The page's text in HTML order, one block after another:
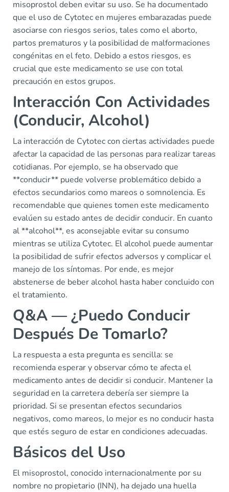
misoprostol deben evitar su uso. Se ha documentado
que el uso de Cytotec en mujeres embarazadas puede
asociarse con riesgos serios, tales como el aborto,
partos prematuros y la posibilidad de malformaciones
congénitas en el feto. Debido a estos riesgos, es
crucial que este medicamento se use con total
precaución en estos grupos.
Interacción Con Actividades
(Conducir, Alcohol)
La interacción de Cytotec con ciertas actividades puede
afectar la capacidad de las personas para realizar tareas
cotidianas. Por ejemplo, se ha observado que
**conducir** puede volverse problemático debido a
efectos secundarios como mareos o somnolencia. Es
recomendable que quienes tomen este medicamento
evalúen su estado antes de decidir conducir. En cuanto
al **alcohol**, es aconsejable evitar su consumo
mientras se utiliza Cytotec. El alcohol puede aumentar
la posibilidad de sufrir efectos adversos y complicar el
manejo de los síntomas. Por ende, es mejor
abstenerse de beber alcohol hasta haber concluido con
el tratamiento.
Q&A — ¿Puedo Conducir
Después De Tomarlo?
La respuesta a esta pregunta es sencilla: se
recomienda esperar y observar cómo te afecta el
medicamento antes de decidir si conducir. Mantener la
seguridad en la carretera debería ser siempre la
prioridad. Si se presentan efectos secundarios
negativos, como mareos, lo mejor es no conducir hasta
que estés seguro de estar en condiciones adecuadas.
Básicos del Uso
El misoprostol, conocido internacionalmente por su
nombre no propietario (INN), ha dejado una huella